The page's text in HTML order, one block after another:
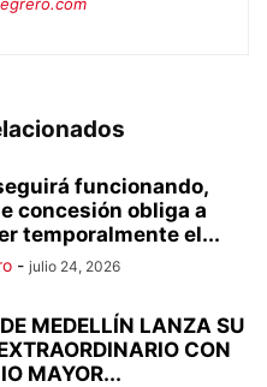
funcionando,
concesión obliga a
temporalmente el...
- julio 24, 2026
MEDELLÍN LANZA SU
CON
MAYOR...